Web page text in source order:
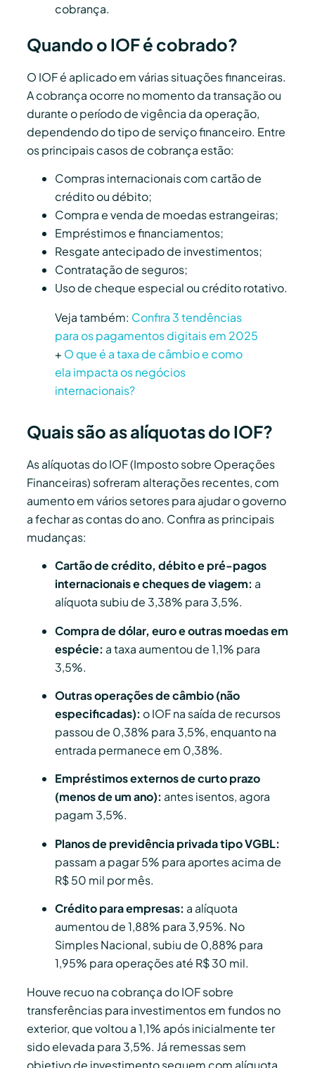
cobrança.
Quando o IOF é cobrado?
O IOF é aplicado em várias situações financeiras.
A cobrança ocorre no momento da transação ou
durante o período de vigência da operação,
dependendo do tipo de serviço financeiro. Entre
os principais casos de cobrança estão:
Compras internacionais com cartão de
crédito ou débito;
Compra e venda de moedas estrangeiras;
Empréstimos e financiamentos;
Resgate antecipado de investimentos;
Contratação de seguros;
Uso de cheque especial ou crédito rotativo.
Veja também: Confira 3 tendências
para os pagamentos digitais em 2025
+ O que é a taxa de câmbio e como
ela impacta os negócios
internacionais?
Quais são as alíquotas do IOF?
As alíquotas do IOF (Imposto sobre Operações
Financeiras) sofreram alterações recentes, com
aumento em vários setores para ajudar o governo
a fechar as contas do ano. Confira as principais
mudanças:
Cartão de crédito, débito e pré-pagos
internacionais e cheques de viagem: a
alíquota subiu de 3,38% para 3,5%.
Compra de dólar, euro e outras moedas em
espécie: a taxa aumentou de 1,1% para
3,5%.
Outras operações de câmbio (não
especificadas): o IOF na saída de recursos
passou de 0,38% para 3,5%, enquanto na
entrada permanece em 0,38%.
Empréstimos externos de curto prazo
(menos de um ano): antes isentos, agora
pagam 3,5%.
Planos de previdência privada tipo VGBL:
passam a pagar 5% para aportes acima de
R$ 50 mil por mês.
Crédito para empresas: a alíquota
aumentou de 1,88% para 3,95%. No
Simples Nacional, subiu de 0,88% para
1,95% para operações até R$ 30 mil.
Houve recuo na cobrança do IOF sobre
transferências para investimentos em fundos no
exterior, que voltou a 1,1% após inicialmente ter
sido elevada para 3,5%. Já remessas sem
objetivo de investimento seguem com alíquota